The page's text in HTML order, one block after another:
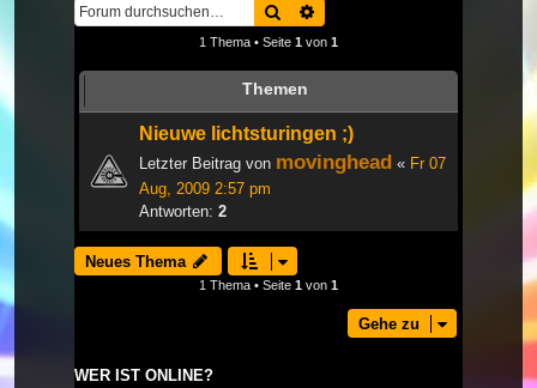
Suche
1 Thema • Seite 1 von 1
Themen
Nieuwe lichtsturingen ;)
Letzter Beitrag von movinghead « Fr 07
Aug, 2009 2:57 pm
Antworten: 2
Neues Thema
1 Thema • Seite 1 von 1
Gehe zu
WER IST ONLINE?